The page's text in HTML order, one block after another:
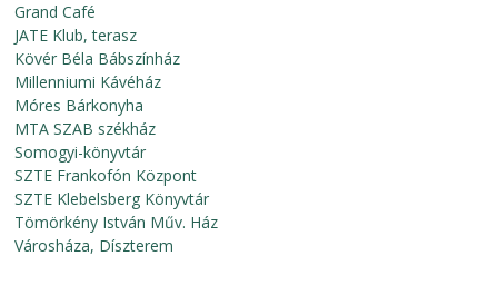
Grand Café
JATE Klub, terasz
Kövér Béla Bábszínház
Millenniumi Kávéház
Móres Bárkonyha
MTA SZAB székház
Somogyi-könyvtár
SZTE Frankofón Központ
SZTE Klebelsberg Könyvtár
Tömörkény István Műv. Ház
Városháza, Díszterem